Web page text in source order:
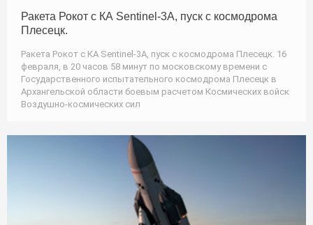
Ракета Рокот c КА Sentinel-3A, пуск с космодрома
Плесецк.
Ракета Рокот c КА Sentinel-3A, пуск с космодрома Плесецк. 16
февраля, в 20 часов 58 минут по московскому времени с
Государственного испытательного космодрома Плесецк в
Архангельской области боевым расчетом Космических войск
Воздушно-космических сил